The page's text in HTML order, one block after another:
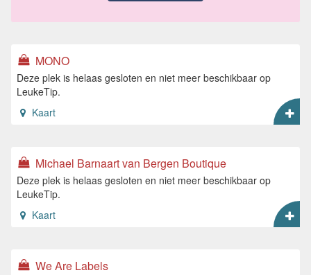
MONO
Deze plek is helaas gesloten en niet meer beschikbaar op
LeukeTip.
Kaart
Michael Barnaart van Bergen Boutique
Deze plek is helaas gesloten en niet meer beschikbaar op
LeukeTip.
Kaart
We Are Labels